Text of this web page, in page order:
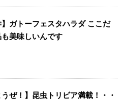
】ガトーフェスタハラダ ここだ
美味しいんです
うぜ！】昆虫トリビア満載！・・